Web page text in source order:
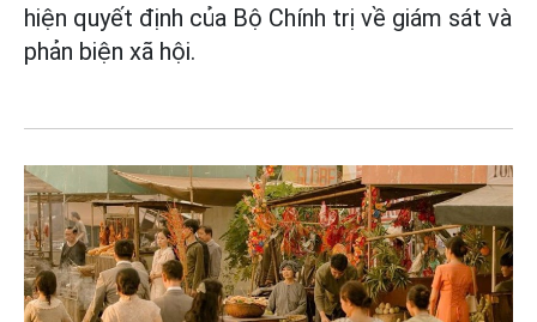
hiện quyết định của Bộ Chính trị về giám sát và
phản biện xã hội.